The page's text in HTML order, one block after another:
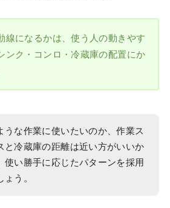
線になるかは、使う人の動きやす
ンク・コンロ・冷蔵庫の配置にか
うな作業に使いたいのか、作業ス
と冷蔵庫の距離は近い方がいいか
使い勝手に応じたパターンを採用
ょう。